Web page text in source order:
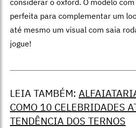
perfeita para complementar um
até mesmo um visual com saia
jogue!
LEIA TAMBÉM:
COMO 10 CELEBRIDADES
TENDÊNCIA DOS TERNOS